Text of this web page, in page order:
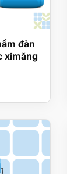
đàn
ximăng